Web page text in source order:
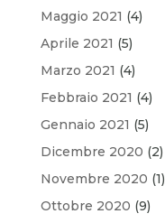
Maggio 2021 (4)
Aprile 2021 (5)
Marzo 2021 (4)
Febbraio 2021 (4)
Gennaio 2021 (5)
Dicembre 2020 (2)
Novembre 2020 (1)
Ottobre 2020 (9)